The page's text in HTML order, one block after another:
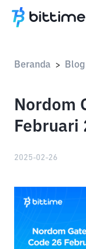
Beranda > Blog
Nordom
Februari
2025-02-26